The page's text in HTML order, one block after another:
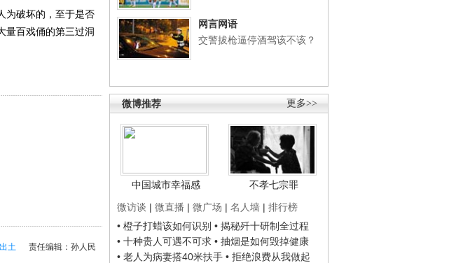
网言网语
交警拔枪逼停酒驾该不该？
更多>>
微博推荐
中国城市幸福感
不孝七宗罪
微访谈 | 微直播 | 微广场 | 名人墙 | 排行榜
• 橙子打蜡该如何识别 • 揭秘歼十研制全过程
• 十种贵人可遇不可求 • 抽烟是如何毁掉健康
• 老人为病妻搭40米扶手 • 拒绝浪费从我做起
为破坏的，至于是否
量百戏俑的第三过洞
责任编辑：孙人民
出土